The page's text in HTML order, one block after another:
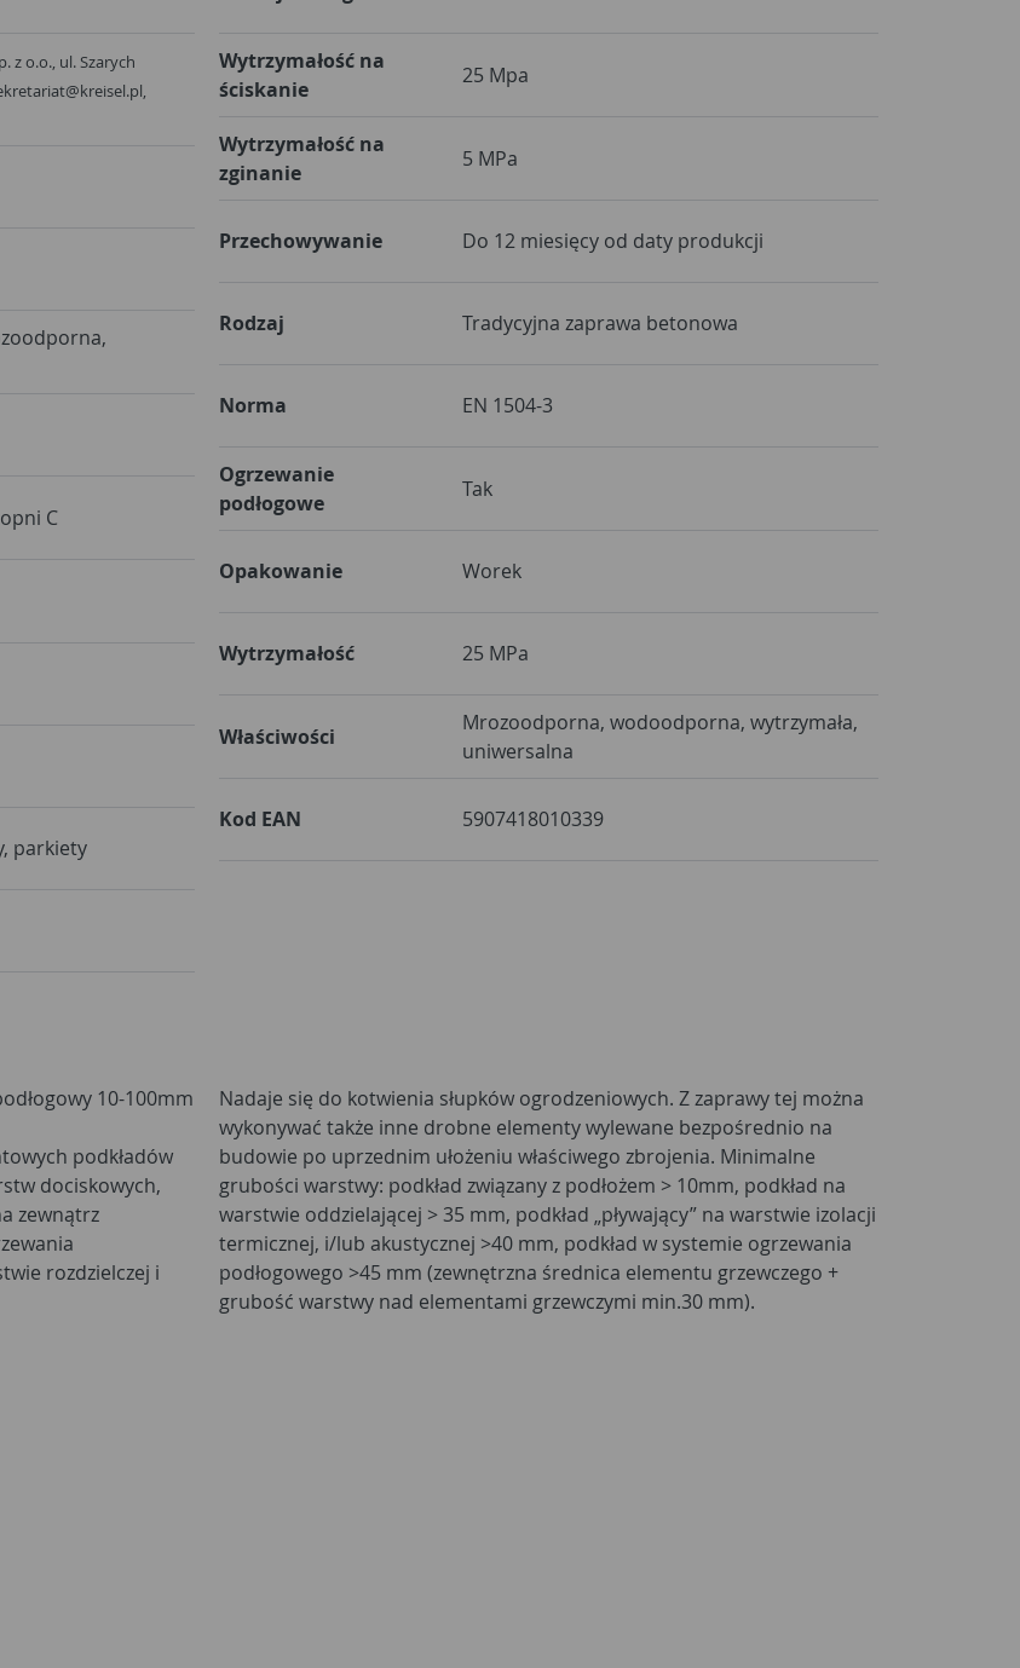
z o.o., ul. Szarych
C
parkiety
Wytrzymałość na
ściskanie
25 Mpa
Wytrzymałość na
zginanie
5 MPa
Przechowywanie Do 12 miesięcy od daty produkcji
Rodzaj Tradycyjna zaprawa betonowa
Norma EN 1504-3
Ogrzewanie
podłogowe
Tak
Opakowanie Worek
Wytrzymałość 25 MPa
Właściwości
Mrozoodporna, wodoodporna, wytrzymała,
uniwersalna
Kod EAN 5907418010339
10-100mm
podkładów
dociskowych,
zewnątrz
rozdzielczej i
Nadaje się do kotwienia słupków ogrodzeniowych. Z zaprawy tej można
wykonywać także inne drobne elementy wylewane bezpośrednio na
budowie po uprzednim ułożeniu właściwego zbrojenia. Minimalne
grubości warstwy: podkład związany z podłożem > 10mm, podkład na
warstwie oddzielającej > 35 mm, podkład „pływający” na warstwie izolacji
termicznej, i/lub akustycznej >40 mm, podkład w systemie ogrzewania
podłogowego >45 mm (zewnętrzna średnica elementu grzewczego +
grubość warstwy nad elementami grzewczymi min.30 mm).